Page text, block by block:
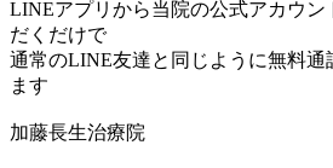
LINEアプリから当院の公式アカウン
だくだけで
通常のLINE友達と同じように無料通
ます
加藤長生治療院